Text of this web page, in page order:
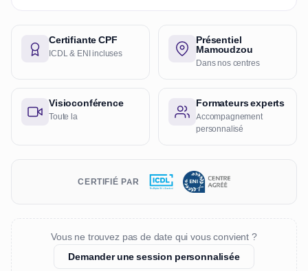
Certifiante CPF
ICDL & ENI incluses
Présentiel
Mamoudzou
Dans nos centres
Visioconférence
Toute la
Formateurs experts
Accompagnement
personnalisé
CERTIFIÉ PAR
Vous ne trouvez pas de date qui vous convient ?
Demander une session personnalisée